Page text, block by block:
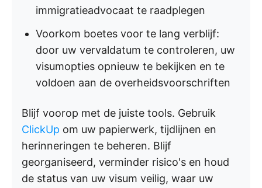
immigratieadvocaat te raadplegen
Voorkom boetes voor te lang verblijf:
door uw vervaldatum te controleren, uw
visumopties opnieuw te bekijken en te
voldoen aan de overheidsvoorschriften
Blijf voorop met de juiste tools. Gebruik
ClickUp om uw papierwerk, tijdlijnen en
herinneringen te beheren. Blijf
georganiseerd, verminder risico's en houd
de status van uw visum veilig, waar uw